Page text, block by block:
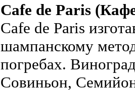
Cafe de Paris
Cafe de Paris
шампанскому
погребах.
Совиньон,